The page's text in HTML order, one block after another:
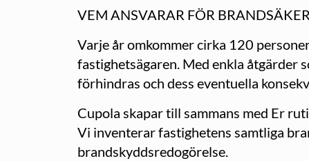
VEM ANSVARAR FÖR
Varje år omkommer cirka 120
fastighetsägaren. Med enkla åtgärder
förhindras och dess eventuella
Cupola skapar till sammans med Er
Vi inventerar fastighetens samtliga
brandskyddsredogörelse.